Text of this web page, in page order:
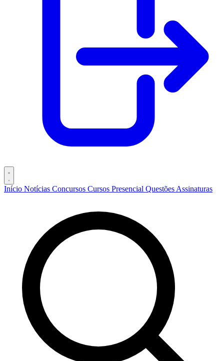
Início Notícias Concursos Cursos Presencial Questões Assinaturas